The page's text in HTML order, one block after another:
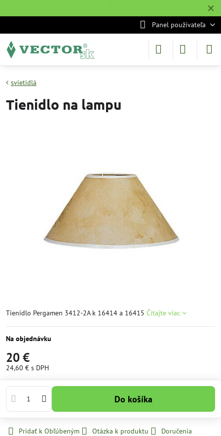
✕
˙
Panel používateľa
svietidlá
Tienidlo na lampu
Tienidlo Pergamen 3412-2A k 16414 a 16415 Čítajte viac
Na objednávku
20 €
24,60 € s DPH
Do košíka
Pridať k Obľúbeným Otázka k produktu
Doručenia